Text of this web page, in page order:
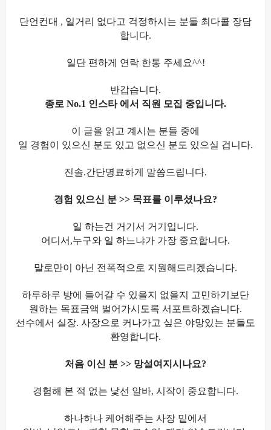
단언컨대 , 일거리 없다고 걱정하시는 분들 최다콜 장담
합니다.
일단 편하게 연락 한통 주세요^^!
반갑습니다.
종로 No.1 인스타 에서 직원 모집 중입니다.
이 글을 읽고 계시는 분들 중에
일 경험이 있으신 분도 있고 없으신 분도 있으실 겁니다.
진솔.간단명료하게 말씀드립니다.
경험 있으신 분 >> 목표를 이루셨나요?
일 하는건 거기서 거기입니다.
어디서,누구와 일 하느냐가 가장 중요합니다.
말로만이 아닌 전폭적으로 지원해드리겠습니다.
하루하루 방에 들어갈 수 있을지 없을지 고민하기보단
원하는 목표금액 벌어가시도록 서포트하겠습니다.
선수에서 실장. 사장으로 커나가고 싶은 야망있는 분들도
환영합니다.
처음 이신 분 >> 망설여지시나요?
경험해 본 적 없는 낯선 알바, 시작이 중요합니다.
하나하나 케어해주는 사장 밑에서